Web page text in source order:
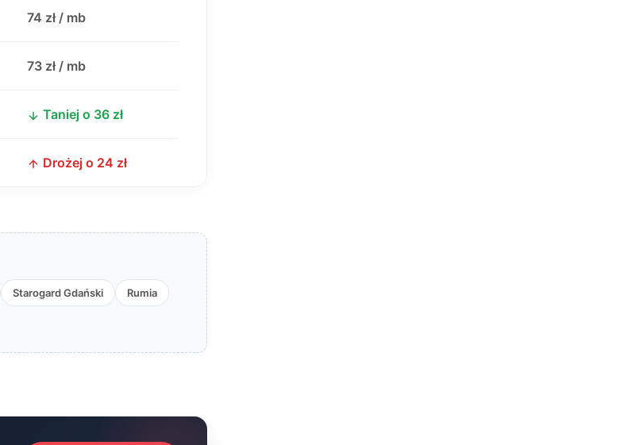
74 zł / mb
73 zł / mb
Taniej o 36 zł
Drożej o 24 zł
Starogard Gdański Rumia